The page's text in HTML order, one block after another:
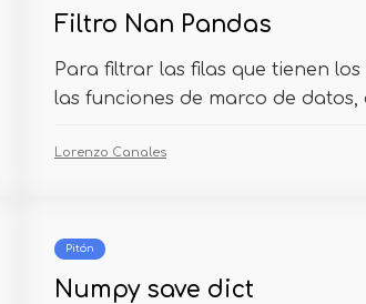
Filtro Nan Pandas
Para filtrar las filas que tienen
las funciones de marco de datos,
Lorenzo Canales
Pitón
Numpy save dict